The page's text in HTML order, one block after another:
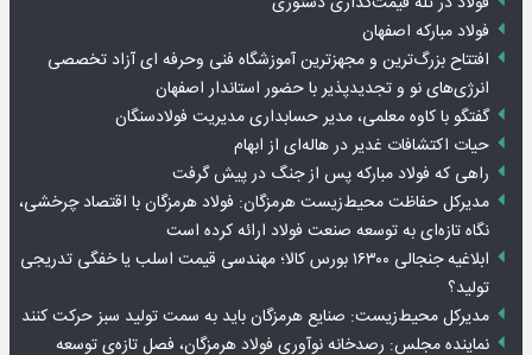
فولاد مبارکه اصفهان
افتتاح بزرگ‌ترین و مجهزترین آموزشگاه فنی وحرفه ای آزاد تخصصی
انرژی‌های نو و تجدیدپذیر با حضور استاندار اصفهان
گفتگو با کاوه معلمی، مدیر حسابداری مدیریت فولادسنگان
حیات اکتشافات غدیر در هاله‌ای از ابهام
راهی که فولاد مبارکه پس از جنگ در پیش گرفت
مدیرکل حفاظت محیط‌زیست هرمزگان: فولاد هرمزگان با اقتصاد چرخشی،
نگاه تازه‌ای به توسعه صنعت فولاد ارائه کرده است
ابلاغیه جنجالی ۱۶۳۰۰ بورس کالا؛ مهندسی قیمت اسلب یا خفگی تدریجی
تولید؟
مدیرکل محیط‌زیست: صنایع هرمزگان باید به سمت تولید سبز حرکت کنند
نماینده مجلس: رصدخانه نوآوری فولاد هرمزگان، فصل تازه‌ی توسعه